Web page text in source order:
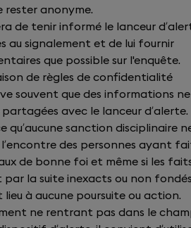
rester anonyme.
de tenir informé le lanceur
au signalement et de lui fournir
que possible sur l'enquête.
de règles de confidentialité
souvent que des informations ne
avec le lanceur d’alerte.
qu’aucune sanction disciplinaire
des personnes ayant
de bonne foi et même si les
par la suite inexacts ou non fondés
à aucune poursuite ou action.
ne rentrant pas dans le